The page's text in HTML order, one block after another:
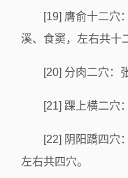
[19] 膺俞十二穴
溪、食窦，左右共十
[20] 分肉二穴：
[21] 踝上横二穴
[22] 阴阳蹻四穴
左右共四穴。